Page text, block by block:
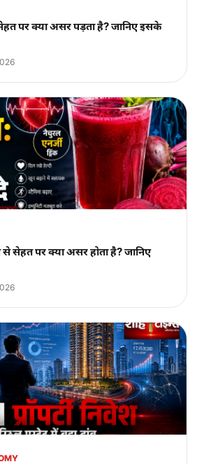
सेहत पर क्या असर पड़ता है? जानिए इसके
सेहत पर क्या असर होता है? जानिए